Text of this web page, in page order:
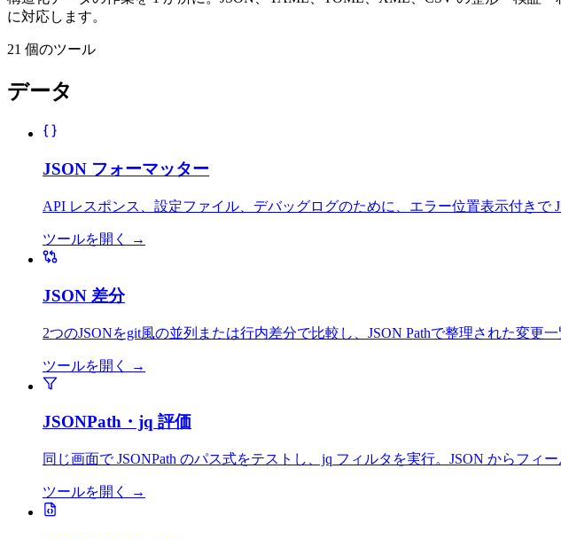
に対応します。
21 個のツール
データ
JSON フォーマッター
API レスポンス、設定ファイル、デバッグログのために、エラー位置表示付きで
ツールを開く →
JSON 差分
2つのJSONをgit風の並列または行内差分で比較し、JSON Pathで整理された変更
ツールを開く →
JSONPath・jq 評価
同じ画面で JSONPath のパス式をテストし、jq フィルタを実行。JSON からフ
ツールを開く →